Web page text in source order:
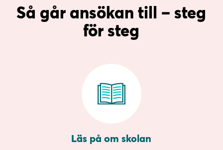
Så går ansökan till – steg
för steg
Läs på om skolan